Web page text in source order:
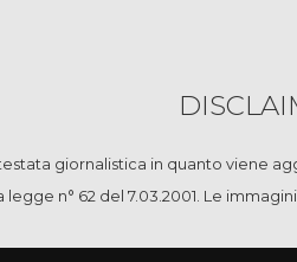
giornalistica in quanto viene
n° 62 del 7.03.2001. Le